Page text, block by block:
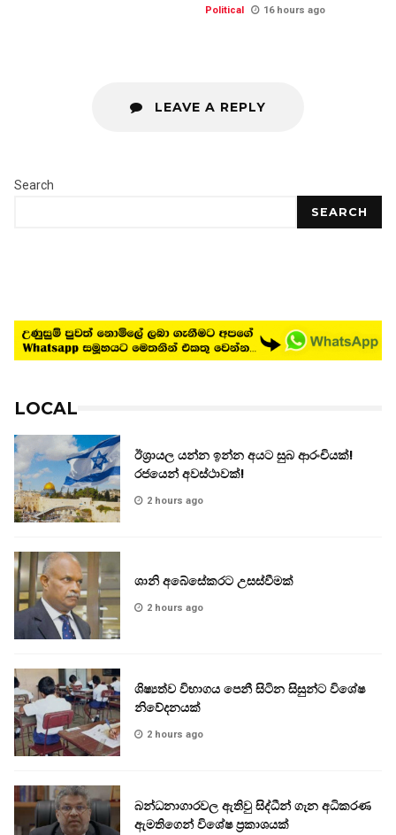
Political 16 hours ago
LEAVE A REPLY
Search
SEARCH
LOCAL
ඊශ්‍රායල යන්න ඉන්න අයට සුබ ආරංචියක්!
‍රජයෙන් අවස්ථාවක්!
2 hours ago
ශානි අබේසේකරට උසස්වීමක්
2 hours ago
ශිෂ්‍යත්ව විභාගය පෙනී සිටින සිසුන්ට විශේෂ
නිවේදනයක්
2 hours ago
බන්ධනාගාරවල ඇතිවු සිද්ධීන් ගැන අධිකරණ
ඇමතිගෙන් විශේෂ ප්‍රකාශයක්